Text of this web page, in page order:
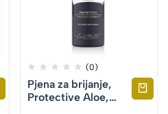
(0)
Pjena za brijanje,
Protective Aloe,